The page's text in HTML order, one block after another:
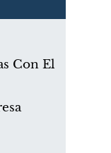
Con El